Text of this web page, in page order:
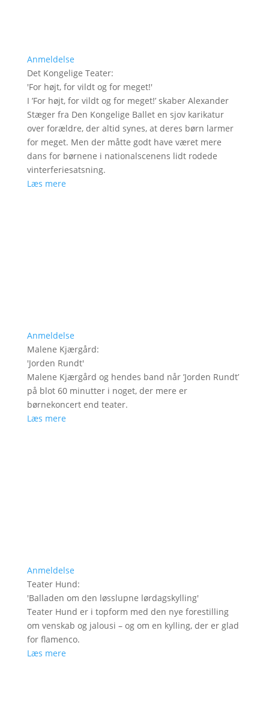
Anmeldelse
Det Kongelige Teater:
'For højt, for vildt og for meget!'
I ’For højt, for vildt og for meget!’ skaber Alexander
Stæger fra Den Kongelige Ballet en sjov karikatur
over forældre, der altid synes, at deres børn larmer
for meget. Men der måtte godt have været mere
dans for børnene i nationalscenens lidt rodede
vinterferiesatsning.
Læs mere
Anmeldelse
Malene Kjærgård:
'Jorden Rundt'
Malene Kjærgård og hendes band når ’Jorden Rundt’
på blot 60 minutter i noget, der mere er
børnekoncert end teater.
Læs mere
Anmeldelse
Teater Hund:
'Balladen om den løsslupne lørdagskylling'
Teater Hund er i topform med den nye forestilling
om venskab og jalousi – og om en kylling, der er glad
for flamenco.
Læs mere